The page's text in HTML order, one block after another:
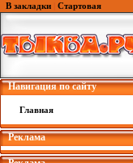
В закладки Стартовая
Навигация по сайту
Главная
Реклама